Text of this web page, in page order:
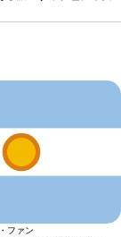
ー肉、ハードチーズな
庫切れの場合、在庫が
れます、ご了承くださ
ファン